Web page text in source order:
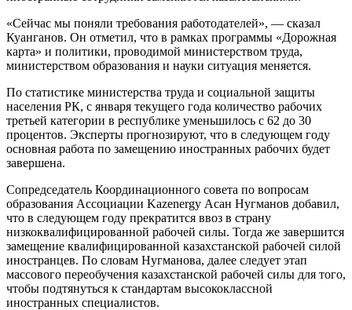
«Сейчас мы поняли требования работодателей», — сказал
Куанганов. Он отметил, что в рамках программы «Дорожная
карта» и политики, проводимой министерством труда,
министерством образования и науки ситуация меняется.
По статистике министерства труда и социальной защиты
населения РК, с января текущего года количество рабочих
третьей категории в республике уменьшилось с 62 до 30
процентов. Эксперты прогнозируют, что в следующем году
основная работа по замещению иностранных рабочих будет
завершена.
Сопредседатель Координационного совета по вопросам
образования Ассоциации Kazenergy Асан Нугманов добавил,
что в следующем году прекратится ввоз в страну
низкоквалифицированной рабочей силы. Тогда же завершится
замещение квалифицированной казахстанской рабочей силой
иностранцев. По словам Нугманова, далее следует этап
массового переобучения казахстанской рабочей силы для того,
чтобы подтянуться к стандартам высококлассной
иностранных специалистов.